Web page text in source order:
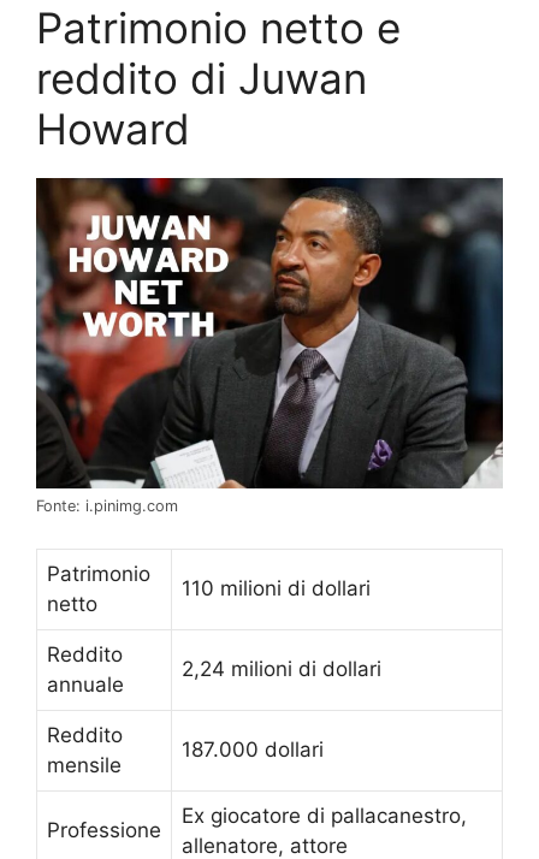
Patrimonio netto e
reddito di Juwan
Howard
Fonte: i.pinimg.com
Patrimonio
netto
110 milioni di dollari
Reddito
annuale
2,24 milioni di dollari
Reddito
mensile
187.000 dollari
Professione
Ex giocatore di pallacanestro,
allenatore, attore